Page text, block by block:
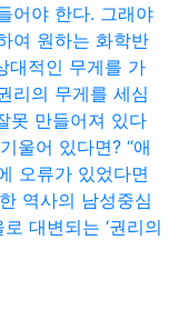
어야 한다. 그래야
여 원하는 화학반
대적인 무게를 가
리의 무게를 세심
못 만들어져 있다
울어 있다면? “애
오류가 있었다면
역사의 남성중심
대변되는 ‘권리의